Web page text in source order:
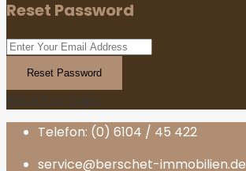
Reset Password
Reset Password
Return to Login
Telefon: (0) 6104 / 45 422
service@berschet-immobilien.de